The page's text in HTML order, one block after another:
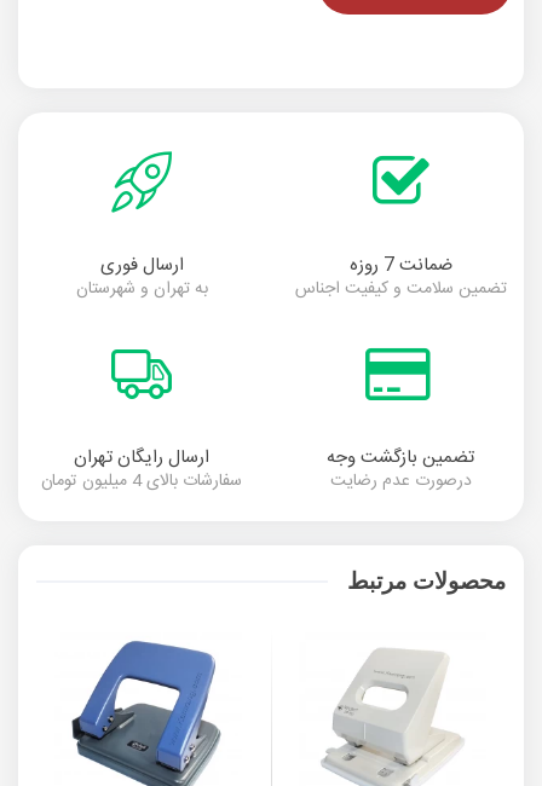
ضمانت 7 روزه
تضمین سلامت و کیفیت اجناس
ارسال فوری
به تهران و شهرستان
تضمین بازگشت وجه
درصورت عدم رضایت
ارسال رایگان تهران
سفارشات بالای 4 میلیون تومان
محصولات مرتبط